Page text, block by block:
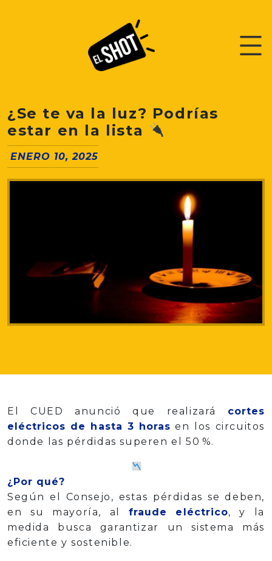
¿Se te va la luz? Podrías
estar en la lista
ENERO 10, 2025
El CUED anunció que realizará cortes
eléctricos de hasta 3 horas en los circuitos
donde las pérdidas superen el 50 %.
¿Por qué?
Según el Consejo, estas pérdidas se deben,
en su mayoría, al fraude eléctrico, y la
medida busca garantizar un sistema más
eficiente y sostenible.